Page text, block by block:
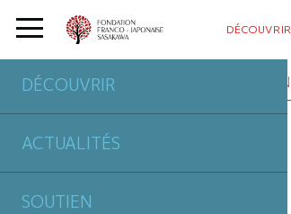
DÉCOUVRIR
DÉCOUVRIR
ACTUALITÉS
SOUTIEN
PROJETSSOUTENUS PAR LA FONDATION